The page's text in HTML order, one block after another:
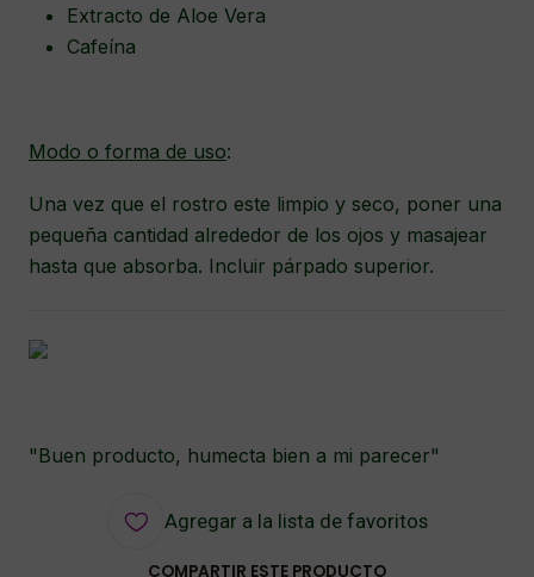
Extracto de Aloe Vera
Cafeína
Modo o forma de uso:
Una vez que el rostro este limpio y seco, poner una
pequeña cantidad alrededor de los ojos y masajear
hasta que absorba. Incluir párpado superior.
"Buen producto, humecta bien a mi parecer"
Agregar a la lista de favoritos
COMPARTIR ESTE PRODUCTO